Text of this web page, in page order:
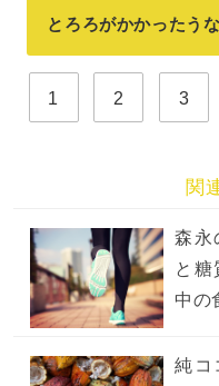
とろろがかかったう
1 2 3
関
森永
と糖
中の
純コ